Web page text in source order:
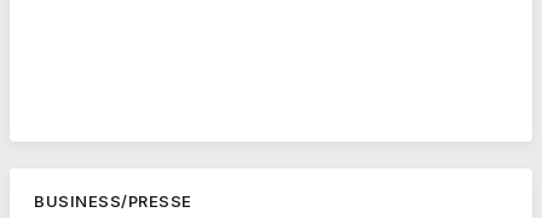
BUSINESS/PRESSE